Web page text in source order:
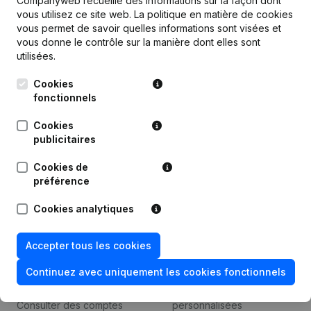
vous utilisez ce site web. La politique en matière de cookies
vous permet de savoir quelles informations sont visées et
vous donne le contrôle sur la manière dont elles sont
utilisées.
Cookies
fonctionnels
Cookies
publicitaires
Cookies de
préférence
Cookies analytiques
Accepter tous les cookies
Continuez avec uniquement les cookies fonctionnels
Français
Kantorenpark Everest
248D,
1800 Vilvoorde
Produit
Thème
Compliance et prévention
de la fraude
Consulter des comptes
Intégrations
personnalisées